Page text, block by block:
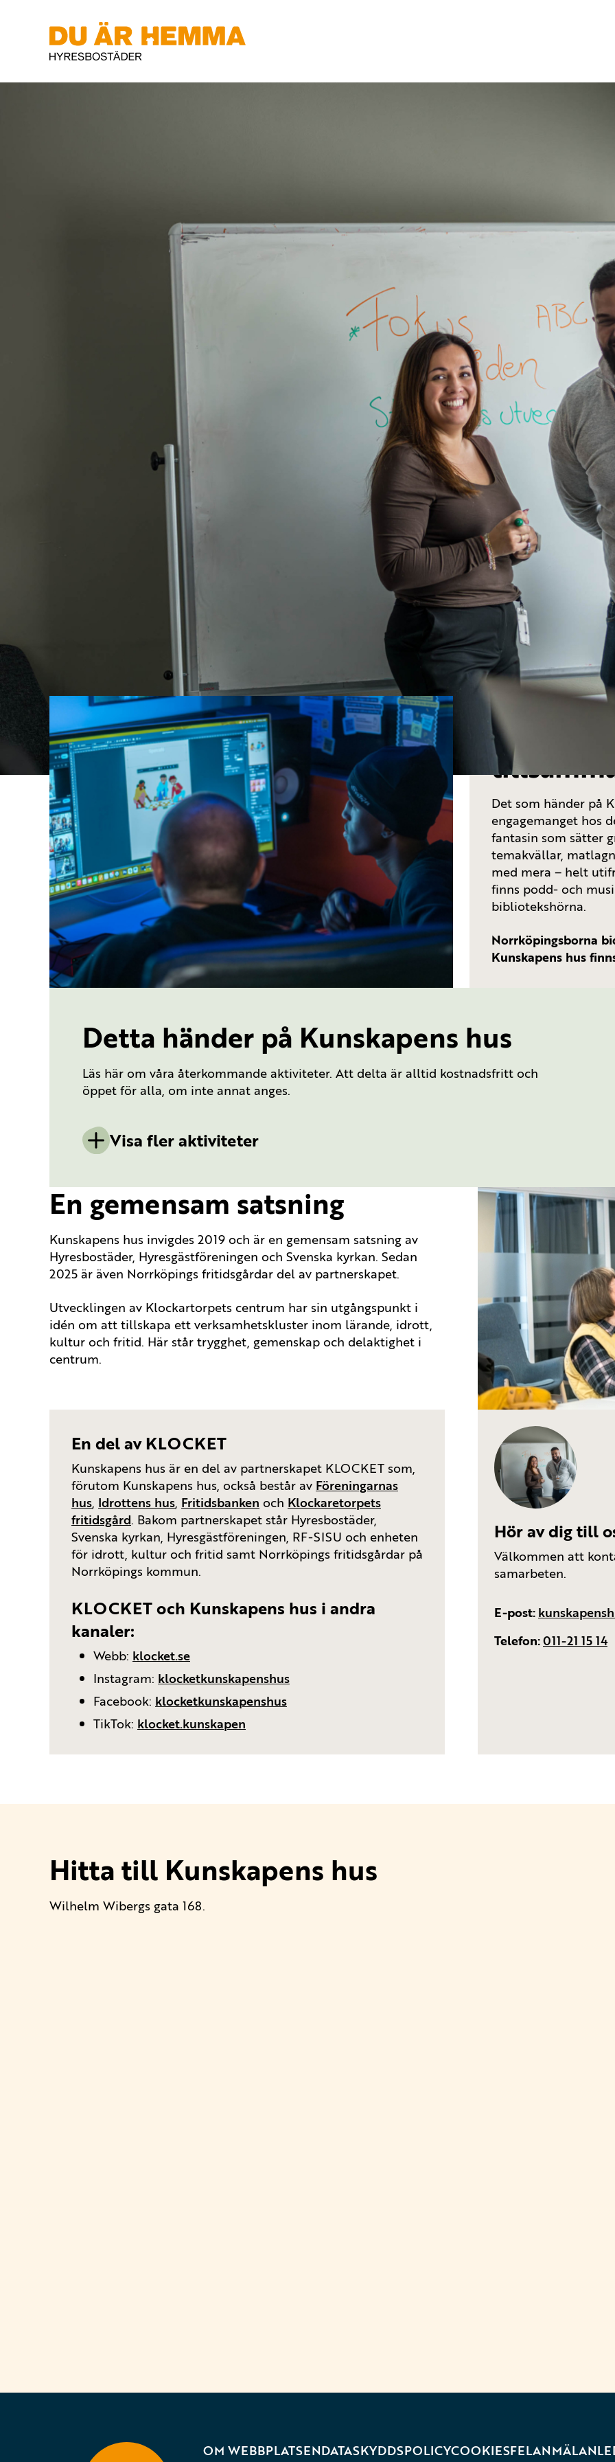
LIVET MELLAN HUSEN KUNSKAPENS HUS
Välkommen till
Kunskapens hus
Kunskapens hus i Klockaretorpet är en kreativ mötesplats för alla
Norrköpingsbor. Hit kan du komma för att träffa likasinnade, driva
projekt eller arrangera aktiviteter.
Det som händer på
engagemanget hos
fantasin som sätter
temakvällar,
med mera – helt
finns podd- och
bibliotekshörna.
Norrköpingsborna
Kunskapens hus
Detta händer på Kunskapens hus
Läs här om våra återkommande aktiviteter. Att delta är alltid kostnadsfritt och
öppet för alla, om inte annat anges.
Visa fler aktiviteter
En gemensam satsning
Kunskapens hus invigdes 2019 och är en gemensam satsning av
Hyresbostäder, Hyresgästföreningen och Svenska kyrkan. Sedan
2025 är även Norrköpings fritidsgårdar del av partnerskapet.
Utvecklingen av Klockartorpets centrum har sin utgångspunkt i
idén om att tillskapa ett verksamhetskluster inom lärande, idrott,
kultur och fritid. Här står trygghet, gemenskap och delaktighet i
centrum.
En del av KLOCKET
Kunskapens hus är en del av partnerskapet KLOCKET som,
förutom Kunskapens hus, också består av Föreningarnas
hus, Idrottens hus, Fritidsbanken och Klockaretorpets
fritidsgård. Bakom partnerskapet står Hyresbostäder,
Svenska kyrkan, Hyresgästföreningen, RF-SISU och enheten
för idrott, kultur och fritid samt Norrköpings fritidsgårdar på
Norrköpings kommun.
KLOCKET och Kunskapens hus i andra
kanaler:
Webb: klocket.se
Instagram: klocketkunskapenshus
Facebook: klocketkunskapenshus
TikTok: klocket.kunskapen
Hör av dig till
Välkommen att
samarbeten.
E-post
Telefon 011-21 15 14
Hitta till Kunskapens hus
Wilhelm Wibergs gata 168.
OM WEBBPLATSENDATASKYDDSPOLICYCOOKIESFELANMÄLAN